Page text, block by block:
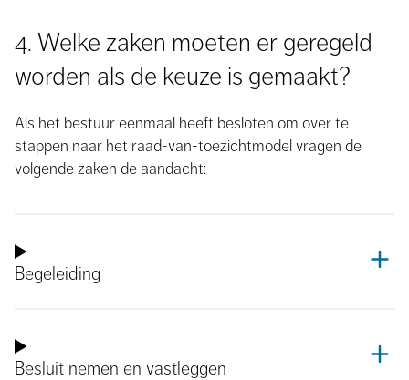
4. Welke zaken moeten er geregeld
worden als de keuze is gemaakt?
Als het bestuur eenmaal heeft besloten om over te
stappen naar het raad-van-toezichtmodel vragen de
volgende zaken de aandacht:
Begeleiding
Besluit nemen en vastleggen